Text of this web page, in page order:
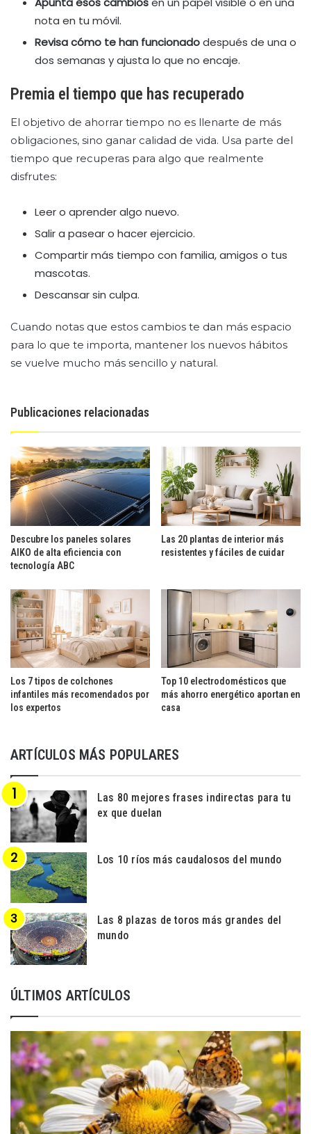
nota en tu móvil.
Revisa cómo te han funcionadodespués de una o
dos semanas y ajusta lo que no encaje.
Premia el tiempo que has recuperado
El objetivo de ahorrar tiempo no es llenarte de más
obligaciones, sino ganar calidad de vida. Usa parte del
tiempo que recuperas para algo que realmente
disfrutes:
Leer o aprender algo nuevo.
Salir a pasear o hacer ejercicio.
Compartir más tiempo con familia, amigos o tus
mascotas.
Descansar sin culpa.
Cuando notas que estos cambios te dan más espacio
para lo que te importa, mantener los nuevos hábitos
se vuelve mucho más sencillo y natural.
Publicaciones relacionadas
Descubre los paneles solares
AIKO de alta eficiencia con
tecnología ABC
Las 20 plantas de interior más
resistentes y fáciles de cuidar
Los 7 tipos de colchones
infantiles más recomendados por
los expertos
Top 10 electrodomésticos que
más ahorro energético aportan en
casa
ARTÍCULOS MÁS POPULARES
Las 80 mejores frases indirectas para tu
ex que duelan
Los 10 ríos más caudalosos del mundo
Las 8 plazas de toros más grandes del
mundo
ÚLTIMOS ARTÍCULOS